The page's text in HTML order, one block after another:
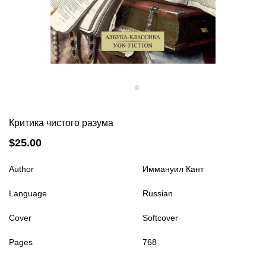
Критика чистого разума
$25.00
Author Иммануил Кант
Language Russian
Cover Softcover
Pages 768